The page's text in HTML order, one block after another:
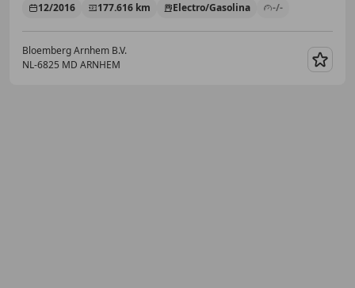
12/2016 177.616 km Electro/Gasolina -/-
Bloemberg Arnhem B.V.
NL-6825 MD ARNHEM